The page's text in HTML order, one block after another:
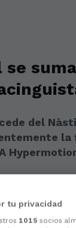
se
del
la
tu privacidad
1015 socios